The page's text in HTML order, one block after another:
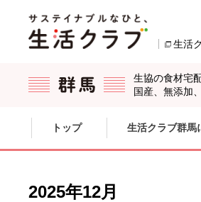
生活
生協の食材宅
国産、無添加
メニューです。
をスキップする
トップ 生活クラブ群馬
2025年12月